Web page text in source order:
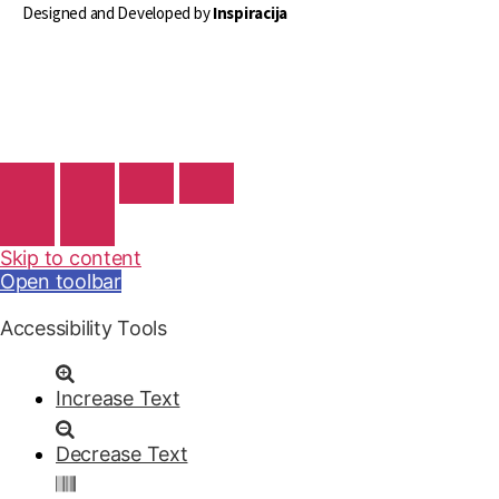
Designed and Developed byInspiracija
Skip to content
Open toolbar
Accessibility Tools
Increase Text
Decrease Text